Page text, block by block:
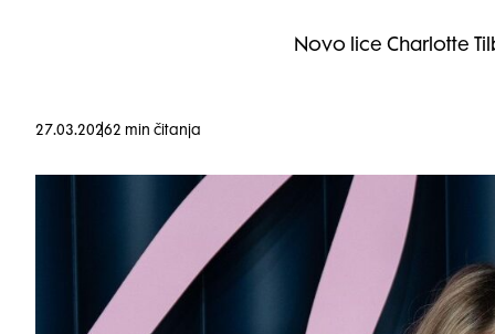
Novo lice Charlotte
27.03.20262 min čitanja